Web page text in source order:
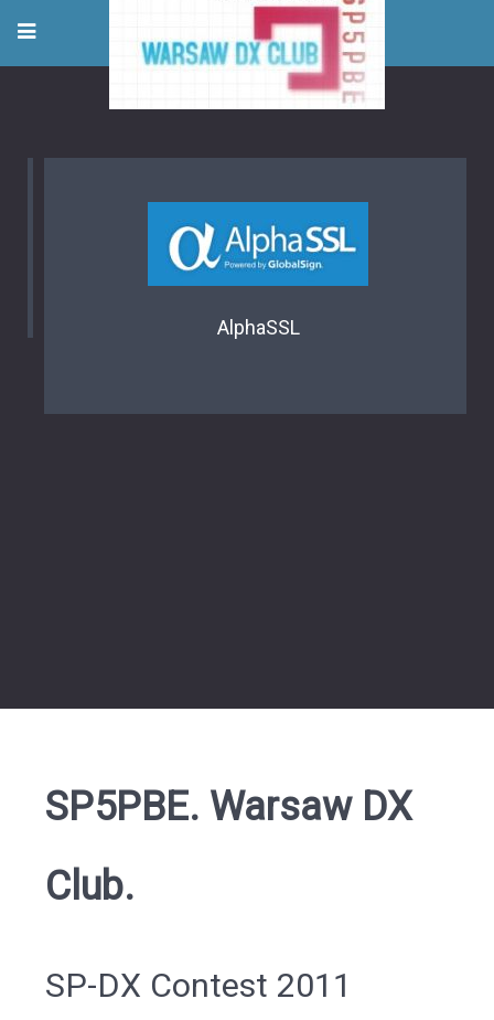
AlphaSSL
SP5PBE. Warsaw DX
Club.
SP-DX Contest 2011